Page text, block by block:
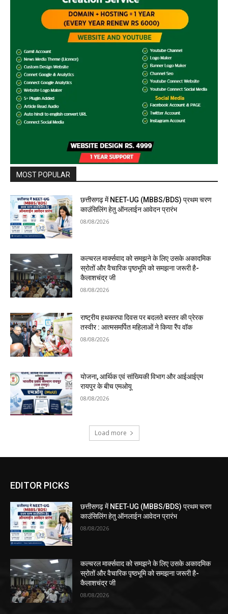
MOST POPULAR
छत्तीसगढ़ में NEET-UG (MBBS/BDS) प्रथम चरण
काउंसिलिंग हेतु ऑनलाईन आवेदन प्रारंभ
08/08/2026
कल्चरल मार्क्सवाद को समझने के लिए उसके अकादमिक
स्रोतों और वैचारिक पृष्ठभूमि को समझना जरूरी है-
कैलाशचंद्र जी
08/08/2026
राष्ट्रीय हथकरघा दिवस पर बदलते बस्तर की प्रेरक
तस्वीर : आत्मसमर्पित महिलाओं ने किया रैंप वॉक
08/08/2026
योजना, आर्थिक एवं सांख्यिकी विभाग और आईआईएम
रायपुर के बीच एमओयू
08/08/2026
Load more
EDITOR PICKS
छत्तीसगढ़ में NEET-UG (MBBS/BDS) प्रथम चरण
काउंसिलिंग हेतु ऑनलाईन आवेदन प्रारंभ
08/08/2026
कल्चरल मार्क्सवाद को समझने के लिए उसके अकादमिक
स्रोतों और वैचारिक पृष्ठभूमि को समझना जरूरी है-
कैलाशचंद्र जी
08/08/2026